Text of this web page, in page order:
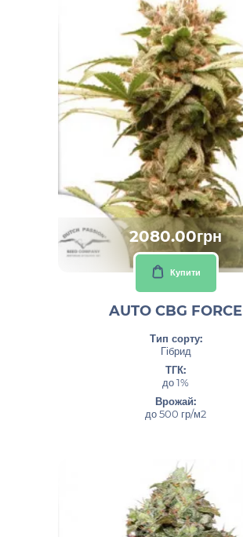
2080.00грн
Купити
AUTO CBG FORCE
Тип сорту:
Гібрид
ТГК:
до 1%
Врожай:
до 500 гр/м2